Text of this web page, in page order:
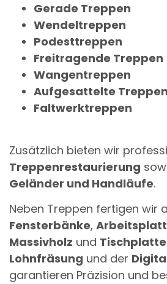
Gerade Treppen
Wendeltreppen
Podesttreppen
Freitragende Treppen
Wangentreppen
Aufgesattelte Treppen
Faltwerktreppen
Zusätzlich bieten wir
Treppenrestaurierung
Geländer und Handläufe.
Neben Treppen fertigen wir
Fensterbänke,
Massivholz und
Lohnfräsung und der
garantieren Präzision und